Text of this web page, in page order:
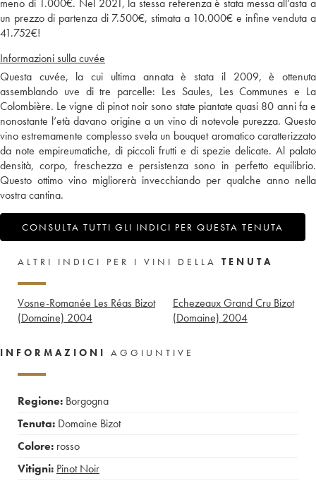
meno di 1.000€. Nel 2021, la stessa referenza è stata messa all’asta a
un prezzo di partenza di 7.500€, stimata a 10.000€ e infine venduta a
41.752€!
Informazioni sulla cuvée
Questa cuvée, la cui ultima annata è stata il 2009, è ottenuta
assemblando uve di tre parcelle: Les Saules, Les Communes e La
Colombière. Le vigne di pinot noir sono state piantate quasi 80 anni fa e
nonostante l’età davano origine a un vino di notevole purezza. Questo
vino estremamente complesso svela un bouquet aromatico caratterizzato
da note empireumatiche, di piccoli frutti e di spezie delicate. Al palato
densità, corpo, freschezza e persistenza sono in perfetto equilibrio.
Questo ottimo vino migliorerà invecchiando per qualche anno nella
vostra cantina.
CONSULTA TUTTI GLI INDICI PER QUESTA TENUTA
ALTRI INDICI PER I VINI DELLA TENUTA
Vosne-Romanée Les Réas Bizot
(Domaine) 2004
Echezeaux Grand Cru Bizot
(Domaine) 2004
INFORMAZIONI AGGIUNTIVE
Regione: Borgogna
Tenuta: Domaine Bizot
Colore: rosso
Vitigni: Pinot Noir